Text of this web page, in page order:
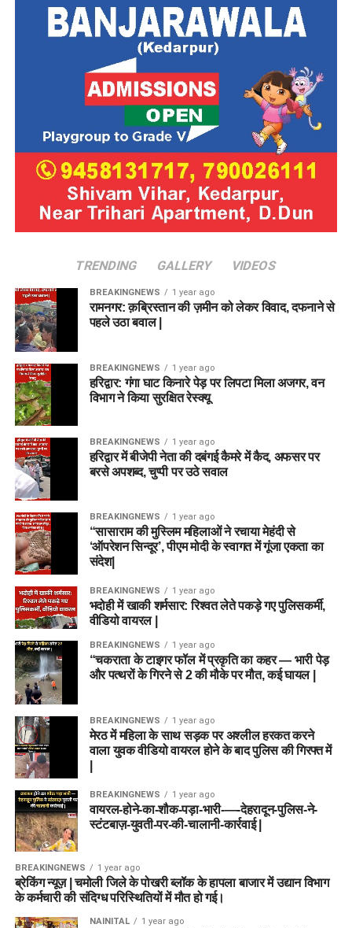
TRENDING GALLERY VIDEOS
BREAKINGNEWS 1 year ago
रामनगर: क़ब्रिस्तान की ज़मीन को लेकर विवाद, दफनाने से
पहले उठा बवाल |
BREAKINGNEWS 1 year ago
हरिद्वार: गंगा घाट किनारे पेड़ पर लिपटा मिला अजगर, वन
विभाग ने किया सुरक्षित रेस्क्यू
BREAKINGNEWS 1 year ago
हरिद्वार में बीजेपी नेता की दबंगई कैमरे में कैद, अफसर पर
बरसे अपशब्द, चुप्पी पर उठे सवाल
BREAKINGNEWS 1 year ago
“सासाराम की मुस्लिम महिलाओं ने रचाया मेहंदी से
‘ऑपरेशन सिन्दूर’, पीएम मोदी के स्वागत में गूंजा एकता का
संदेश|
BREAKINGNEWS 1 year ago
भदोही में खाकी शर्मसार: रिश्वत लेते पकड़े गए पुलिसकर्मी,
वीडियो वायरल |
BREAKINGNEWS 1 year ago
“चकराता के टाइगर फॉल में प्रकृति का कहर — भारी पेड़
और पत्थरों के गिरने से 2 की मौके पर मौत, कई घायल |
BREAKINGNEWS 1 year ago
मेरठ में महिला के साथ सड़क पर अश्लील हरकत करने
वाला युवक वीडियो वायरल होने के बाद पुलिस की गिरफ्त में
BREAKINGNEWS 1 year ago
वायरल-होने-का-शौक-पड़ा-भारी-—-देहरादून-पुलिस-ने-
स्टंटबाज़-युवती-पर-की-चालानी-कार्रवाई |
BREAKINGNEWS 1 year ago
ब्रेकिंग न्यूज़ | चमोली जिले के पोखरी ब्लॉक के हापला बाजार में उद्यान विभाग
के कर्मचारी की संदिग्ध परिस्थितियों में मौत हो गई।
NAINITAL 1 year ago